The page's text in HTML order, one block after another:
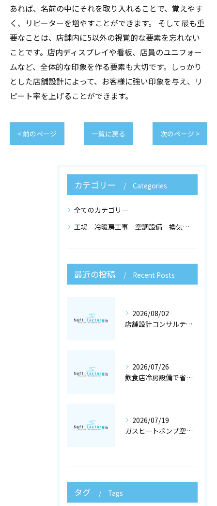
あれば、名前の中にそれを取り入れることで、覚えやす
く、リピーターを増やすことができます。 そして最も重
要なことは、店舗内に5以外の視覚的な要素を忘れない
ことです。店内ディスプレイや看板、店員のユニフォー
ムなど、全体的な印象を作る要素も大切です。しっかり
とした店舗設計によって、お客様に強い印象を与え、リ
ピート率を上げることができます。
< 前のページ 一覧に戻る 次のページ >
カテゴリー Categories
全てのカテゴリー
工場 冷暖房工事 空調設備 換気設備 店舗設計
最近の投稿 Recent Posts
2026/08/02
店舗設計コンサルティングと冷暖房工事で快適な空調設備を大阪府大阪市で実現するポイント
2026/07/26
飲食店冷房設備で省エネと快適を両立する冷暖房工事と空調設備選定の店舗設計術
2026/07/19
ガスヒートポンプ空調で冷暖房工事と空調設備を最適化する店舗設計ガイド
タグ Tags